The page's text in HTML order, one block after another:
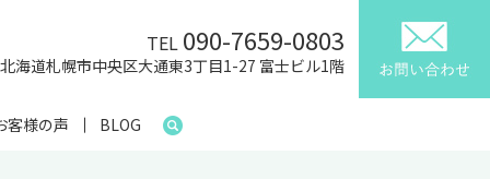
客様の声 BLOG
TEL 090-7659-0803
海道札幌市中央区大通東3丁目1-27 富士ビル1階